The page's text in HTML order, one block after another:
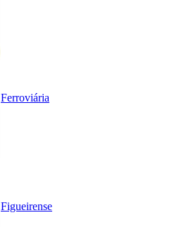
Ferroviária
Figueirense